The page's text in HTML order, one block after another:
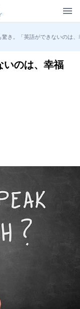
驚き。「英語ができないのは
いのは、幸福